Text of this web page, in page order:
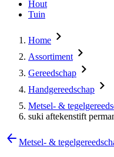
Hout
Tuin
Home
Assortiment
Gereedschap
Handgereedschap
Metsel- &
suki aftekenstift
Metsel- &